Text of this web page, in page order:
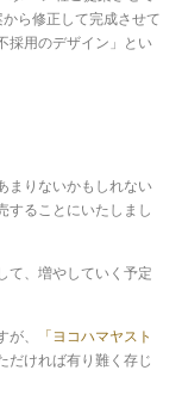
ら修正して完成させて
採用のデザイン」とい
まりないかもしれない
することにいたしまし
て、増やしていく予定
、
「ヨコハマヤスト
だければ有り難く存じ